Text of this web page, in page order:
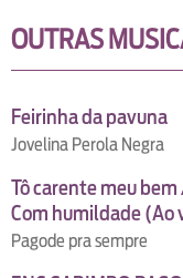
OUTRAS
Feirinha da pavuna
Jovelina Perola Negra
Tô carente meu
Com humildade (Ao
Pagode pra sempre